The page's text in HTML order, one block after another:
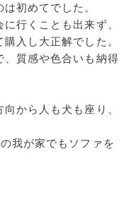
初めてでした。
行くことも出来ず、
入し大正解でした。
質感や色合いも納得
から人も犬も座り、
我が家でもソファを